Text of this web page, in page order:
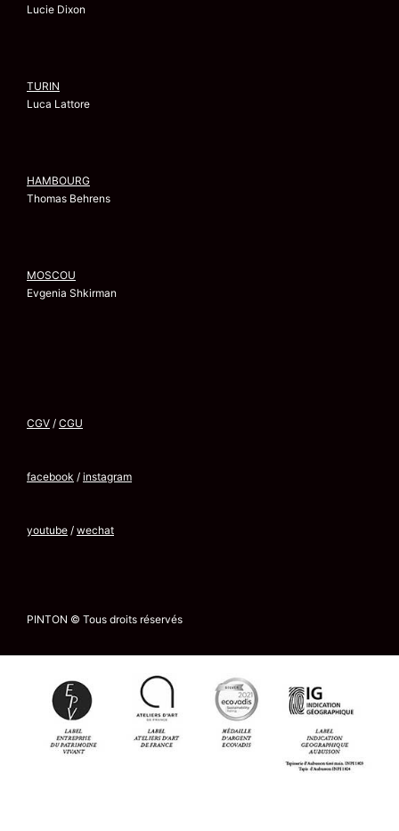
Lucie Dixon
TURIN
Luca Lattore
HAMBOURG
Thomas Behrens
MOSCOU
Evgenia Shkirman
CGV / CGU
facebook / instagram
youtube / wechat
PINTON © Tous droits réservés